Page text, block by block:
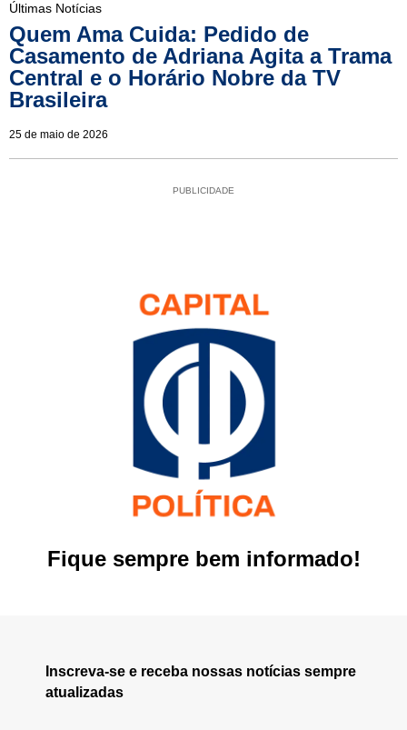
Últimas Notícias
Quem Ama Cuida: Pedido de
Casamento de Adriana Agita a Trama
Central e o Horário Nobre da TV
Brasileira
25 de maio de 2026
PUBLICIDADE
Fique sempre bem informado!
Inscreva-se e receba nossas notícias sempre
atualizadas